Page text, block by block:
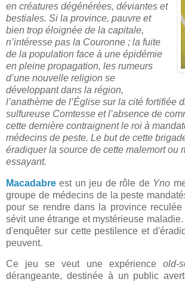
en créatures dégénérées, déviantes et
bestiales. Si la province, pauvre et
bien trop éloignée de la capitale,
n’intéresse pas la Couronne ; la fuite
de la population face à une épidémie
en pleine propagation, les rumeurs
d’une nouvelle religion se
développant dans la région,
l’anathème de l’Église sur la cité fortifiée
sulfureuse Comtesse et l’absence de
cette dernière contraignent le roi à
médecins de peste. Le but de cette
éradiquer la source de cette malemort ou
essayant.
Macadabre est un jeu de rôle de Yno
groupe de médecins de la peste
pour se rendre dans la province reculée
sévit une étrange et mystérieuse
d'enquêter sur cette pestilence et
peuvent.
Ce jeu se veut une expérience old-
dérangeante, destinée à un public